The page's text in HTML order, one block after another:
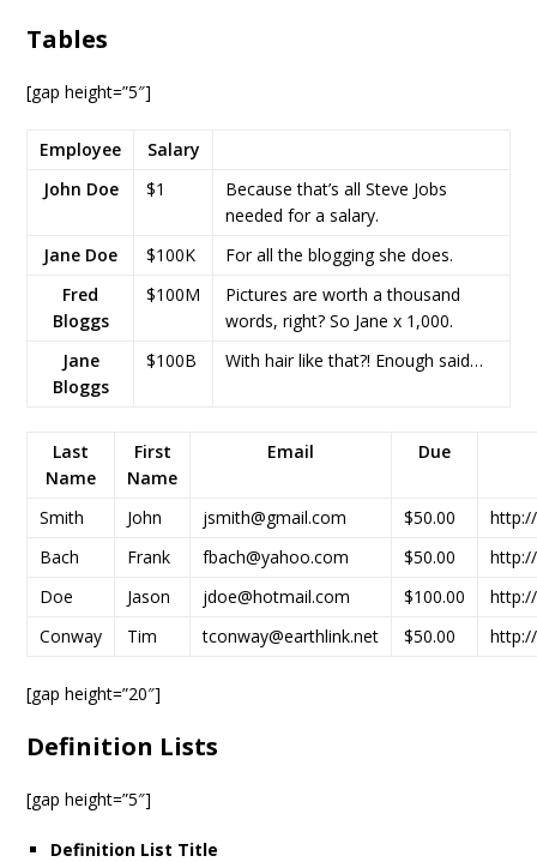
Tables
[gap height=”5″]
Employee
Salary
John Doe
$1
Because that’s all Steve Jobs
needed for a salary.
Jane Doe
$100K
For all the blogging she does.
Fred
Bloggs
$100M
Pictures are worth a thousand
words, right? So Jane x 1,000.
Jane
Bloggs
$100B With hair like that?! Enough said…
Last
Name
First
Name
Email Due
Smith John jsmith@gmail.com $50.00
Bach
Frank fbach@yahoo.com $50.00
Doe
Jason jdoe@hotmail.com $100.00
Conway
Tim tconway@earthlink.net $50.00
[gap height=”20″]
Definition Lists
[gap height=”5″]
Definition List Title